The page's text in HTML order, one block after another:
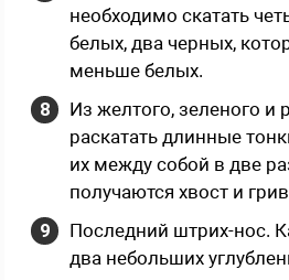
необходимо скатать
белых, два черных,
меньше белых.
Из желтого, зеленого и
раскатать длинные
их между собой в две
получаются хвост и
Последний штрих-нос.
два небольших